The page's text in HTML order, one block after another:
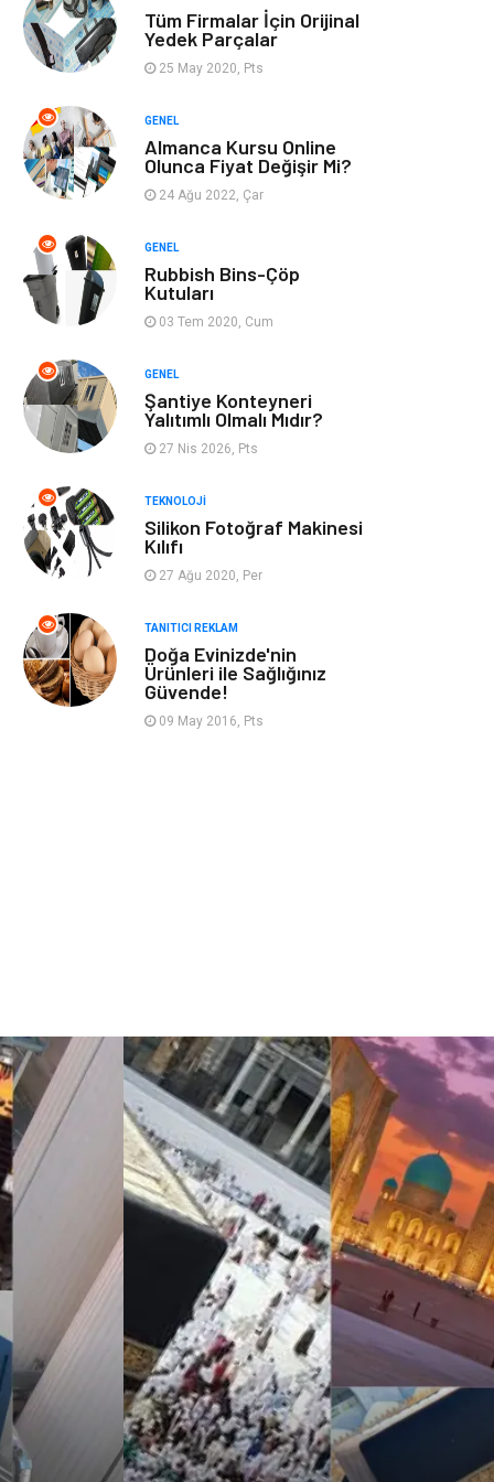
Finans & Ekonomi Görsel
Makaleler Bebek Giyim
Hosting İçerik
Programlama
Kurumsal Anne & Çocuk
hizmetlerimiz
Spor Malzemeleri Veteriner
İşitme
Sandbox-Blackhat Moda
Anahtar Kelime Penguen
Google Sıralama
Tüm Firmalar İçin Orijinal
Yedek Parçalar
25 May 2020, Pts
GENEL
Almanca Kursu Online
Olunca Fiyat Değişir Mi?
24 Ağu 2022, Çar
GENEL
Rubbish Bins-Çöp
Kutuları
03 Tem 2020, Cum
GENEL
Şantiye Konteyneri
Yalıtımlı Olmalı Mıdır?
27 Nis 2026, Pts
TEKNOLOJI
Silikon Fotoğraf Makinesi
Kılıfı
27 Ağu 2020, Per
TANITICI REKLAM
Doğa Evinizde'nin
Ürünleri ile Sağlığınız
Güvende!
09 May 2016, Pts